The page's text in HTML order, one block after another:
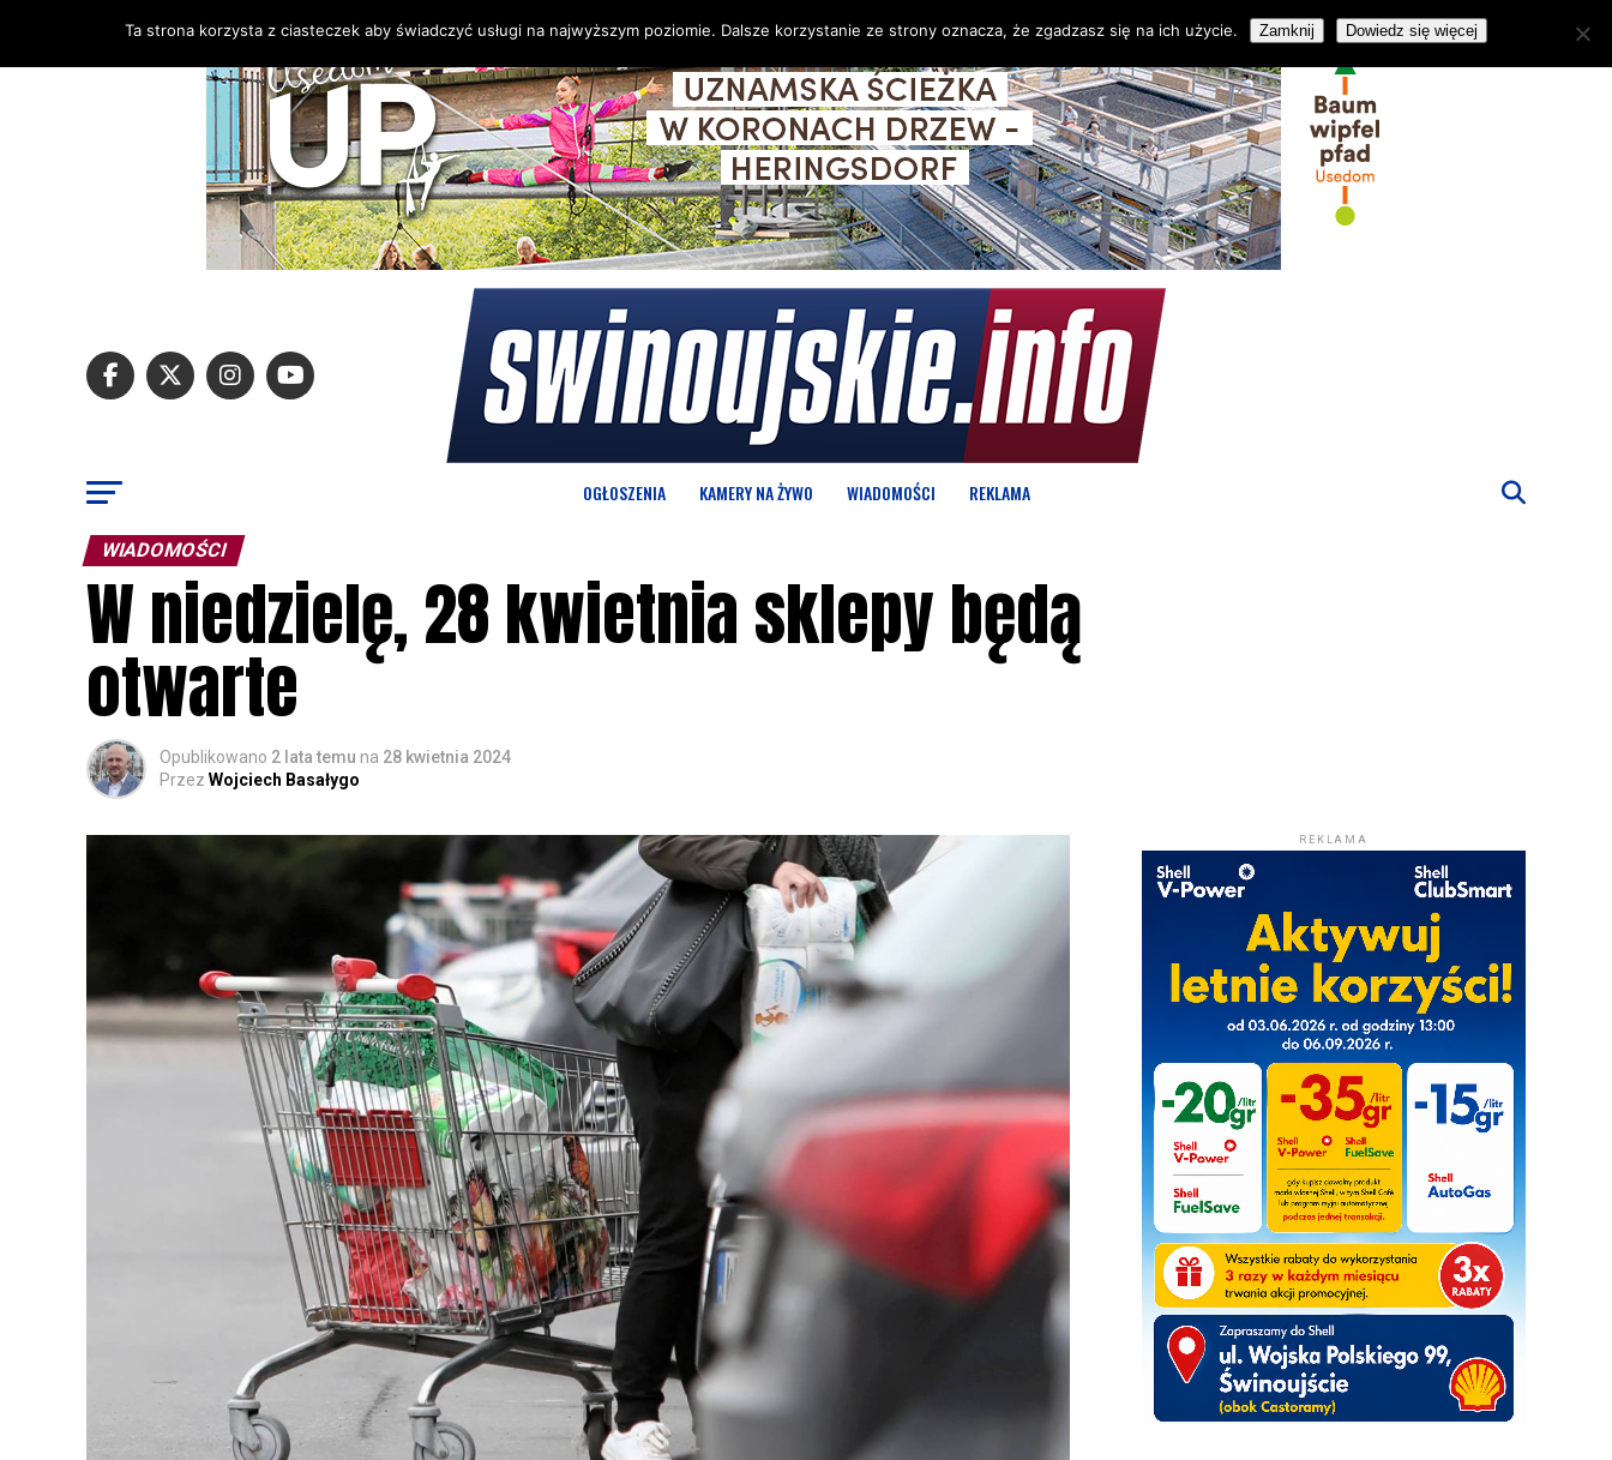
OGŁOSZENIA KAMERY NA ŻYWO WIADOMOŚCI REKLAMA
WIADOMOŚCI
W niedzielę, 28 kwietnia sklepy będą
otwarte
Opublikowano 2 lata temu na 28 kwietnia 2024
Przez Wojciech Basałygo
REKLAMA
Ta strona korzysta z ciasteczek aby świadczyć usługi na najwyższym poziomie. Dalsze korzystanie ze strony oznacza, że zgadzasz się na ich użycie. Zamknij Dowiedz się więcej